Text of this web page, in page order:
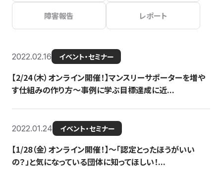
障害報告 レポート
2022.02.16 イベント・セミナー
【2/24（木）オンライン開催！】マンスリーサポーターを増や
す仕組みの作り方〜事例に学ぶ目標達成に近...
2022.01.24 イベント・セミナー
【1/28（金）オンライン開催！】〜「認定とったほうがいい
の？」と気になっている団体に知ってほしい！...